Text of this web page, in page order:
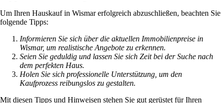
Um Ihren Hauskauf in Wismar erfolgreich abzuschließen, beachten Sie
folgende Tipps:
Informieren Sie sich über die aktuellen Immobilienpreise in
Wismar, um realistische Angebote zu erkennen.
Seien Sie geduldig und lassen Sie sich Zeit bei der Suche nach
dem perfekten Haus.
Holen Sie sich professionelle Unterstützung, um den
Kaufprozess reibungslos zu gestalten.
Mit diesen Tipps und Hinweisen stehen Sie gut gerüstet für Ihren